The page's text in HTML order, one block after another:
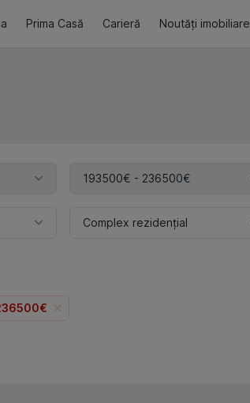
193500€ - 236500€
Complex rezidențial
Prima Casă Carieră Noutăți imobiliare